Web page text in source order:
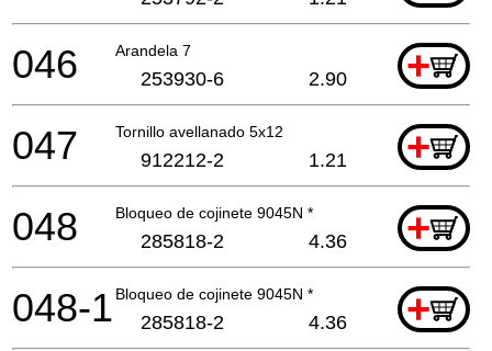
Arandela 7 +
046 253930-6 2.90
Tornillo avellanado 5x12 +
047 912212-2 1.21
Bloqueo de cojinete 9045N * +
048 285818-2 4.36
Bloqueo de cojinete 9045N * +
048-1 285818-2 4.36